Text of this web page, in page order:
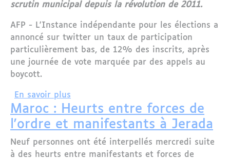
scrutin municipal depuis la révolution de 2011.
AFP - L'Instance indépendante pour les élections a
annoncé sur twitter un taux de participation
particulièrement bas, de 12% des inscrits, après
une journée de vote marquée par des appels au
boycott.
En savoir plus
Maroc : Heurts entre forces de
l'ordre et manifestants à Jerada
Neuf personnes ont été interpellés mercredi suite
à des heurts entre manifestants et forces de